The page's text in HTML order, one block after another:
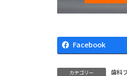
Facebook
カテゴリー 歯科